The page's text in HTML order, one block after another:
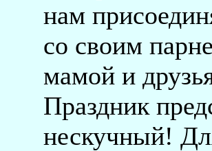
нам
со своим
мамой и
Праздник
нескучный!